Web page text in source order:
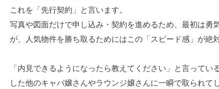
これを「先行契約」と言います。
写真や図面だけで申し込み・契約を進めるため、最初は勇
が、人気物件を勝ち取るためにはこの「スピード感」が絶
「内見できるようになったら教えてください」と言ってい
した他のキャバ嬢さんやラウンジ嬢さんに一瞬で取られて